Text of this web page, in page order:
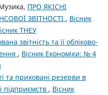
ПРО ЯКІСНІ
ЗВІТНОСТІ , Вісник
ТНЕУ
звітність та її обліково-
, Вісник Економіки: № 4
та приховані резерви в
підприємств , Вісник